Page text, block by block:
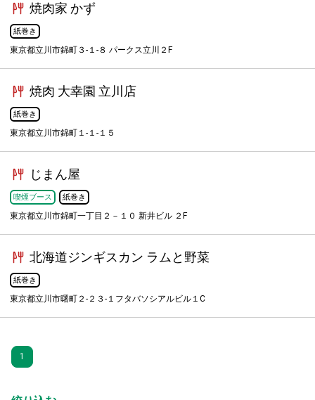
焼肉家 かず
紙巻き
東京都立川市錦町３-１-８ パークス立川２F
焼肉 大幸園 立川店
紙巻き
東京都立川市錦町１-１-１５
じまん屋
喫煙ブース 紙巻き
東京都立川市錦町一丁目２－１０ 新井ビル ２F
北海道ジンギスカン ラムと野菜
紙巻き
東京都立川市曙町２-２３-１フタバソシアルビル１C
1